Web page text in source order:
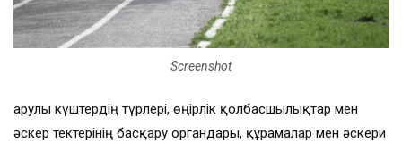
Screenshot
Қарулы күштердің түрлері, өңірлік қолбасшылықтар мен
әскер тектерінің басқару органдары, құрамалар мен әскери